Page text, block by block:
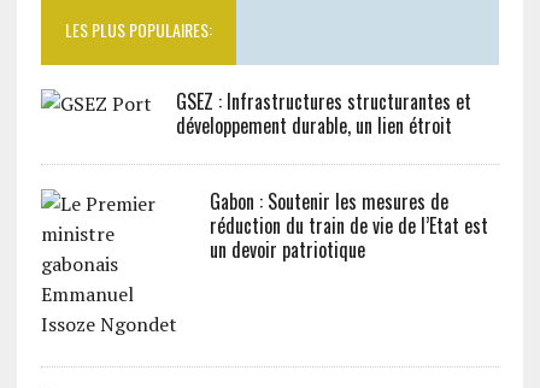
LES PLUS POPULAIRES:
GSEZ : Infrastructures structurantes et
développement durable, un lien étroit
Gabon : Soutenir les mesures de
réduction du train de vie de l’Etat est
un devoir patriotique